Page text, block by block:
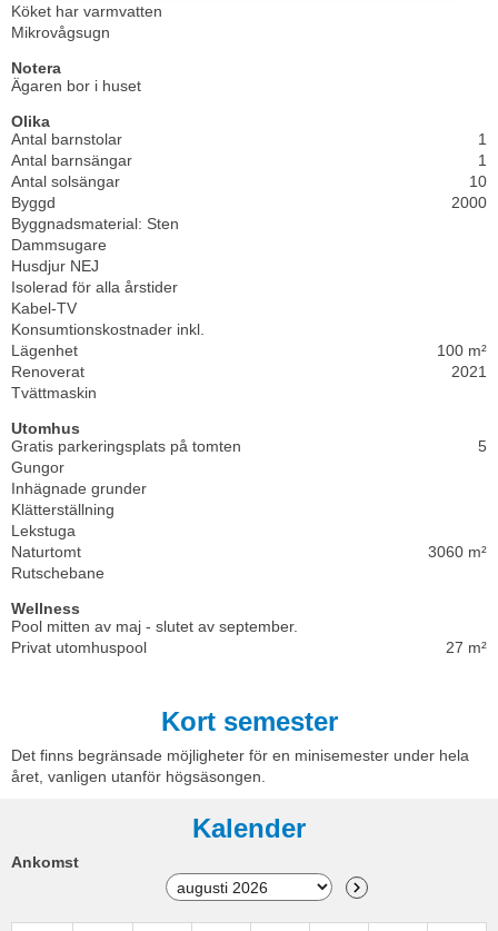
Köket har varmvatten
Mikrovågsugn
Notera
Ägaren bor i huset
Olika
Antal barnstolar
1
Antal barnsängar
1
Antal solsängar
10
Byggd
2000
Byggnadsmaterial: Sten
Dammsugare
Husdjur NEJ
Isolerad för alla årstider
Kabel-TV
Konsumtionskostnader inkl.
Lägenhet
100 m²
Renoverat
2021
Tvättmaskin
Utomhus
Gratis parkeringsplats på tomten
5
Gungor
Inhägnade grunder
Klätterställning
Lekstuga
Naturtomt
3060 m²
Rutschebane
Wellness
Pool mitten av maj - slutet av september.
Privat utomhuspool
27 m²
Kort semester
Det finns begränsade möjligheter för en minisemester under hela
året, vanligen utanför högsäsongen.
Kalender
Ankomst